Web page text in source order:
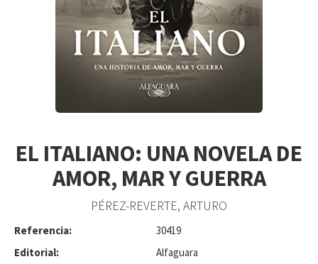
EL ITALIANO: UNA NOVELA DE
AMOR, MAR Y GUERRA
PÉREZ-REVERTE, ARTURO
Referencia:
30419
Editorial:
Alfaguara